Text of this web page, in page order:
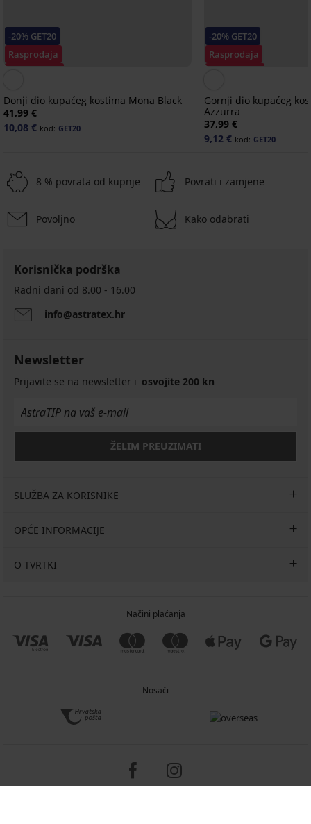
-20% GET20
Rasprodaja
Donji dio kupaćeg kostima Mona Black
41,99 €
10,08 € kod: GET20
-20% GET20
Rasprodaja
Gornji dio kupaćeg
Azzurra
37,99 €
9,12 € kod: GET20
8 % povrata od kupnje Povrati i zamjene
Povoljno Kako odabrati
Korisnička podrška
Radni dani od 8.00 - 16.00
info@astratex.hr
Newsletter
Prijavite se na newsletter i osvojite 200 kn
ŽELIM PREUZIMATI
SLUŽBA ZA KORISNIKE
OPĆE INFORMACIJE
O TVRTKI
Načini plaćanja
Nosači